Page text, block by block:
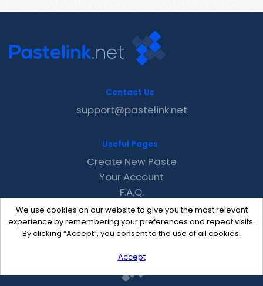
We use cookies on our website to give you the most relevant
experience by remembering your preferences and repeat visits.
By clicking “Accept”, you consent to the use of all cookies.
Accept
Contact Us
support@pastelink.net
Useful Pages
Create New Paste
Your Account
F.A.Q.
Recent
Contact